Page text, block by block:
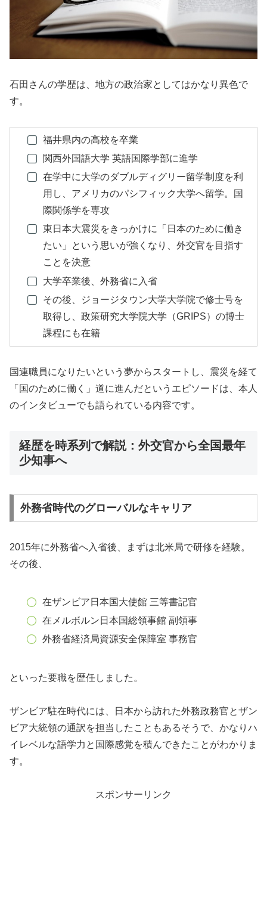
石田さんの学歴は、地方の政治家としてはかなり異色で
す。
福井県内の高校を卒業
関西外国語大学 英語国際学部に進学
在学中に大学のダブルディグリー留学制度を利
用し、アメリカのパシフィック大学へ留学。国
際関係学を専攻
東日本大震災をきっかけに「日本のために働き
たい」という思いが強くなり、外交官を目指す
ことを決意
大学卒業後、外務省に入省
その後、ジョージタウン大学大学院で修士号を
取得し、政策研究大学院大学（GRIPS）の博士
課程にも在籍
国連職員になりたいという夢からスタートし、震災を経て
「国のために働く」道に進んだというエピソードは、本人
のインタビューでも語られている内容です。
経歴を時系列で解説：外交官から全国最年
少知事へ
外務省時代のグローバルなキャリア
2015年に外務省へ入省後、まずは北米局で研修を経験。
その後、
在ザンビア日本国大使館 三等書記官
在メルボルン日本国総領事館 副領事
外務省経済局資源安全保障室 事務官
といった要職を歴任しました。
ザンビア駐在時代には、日本から訪れた外務政務官とザン
ビア大統領の通訳を担当したこともあるそうで、かなりハ
イレベルな語学力と国際感覚を積んできたことがわかりま
す。
スポンサーリンク